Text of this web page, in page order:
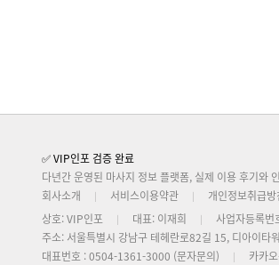
✅ VIP인포 검증 완료
다년간 운영된 마사지 정보 플랫폼, 실제 이용 후기와
회사소개
서비스이용약관 개인정보취급방
상호: VIP인포
대표: 이재희
사업자등록
주소: 서울특별시 강남구 테헤란로82길 15, 디아이타
대표번호 : 0504-1361-3000 (문자문의)
카카